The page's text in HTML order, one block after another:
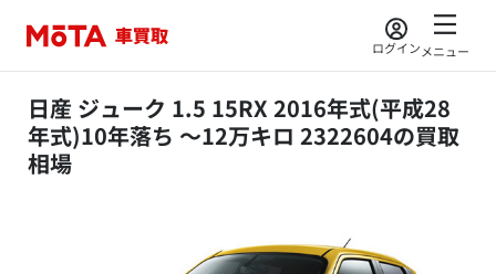
ログインメニュー
日産 ジューク 1.5 15RX 2016年式(平成28
年式)10年落ち ～12万キロ 2322604の買取
相場